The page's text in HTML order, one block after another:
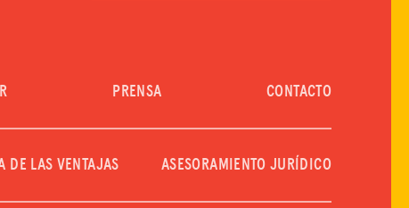
PRENSA CONTACTO
DE LAS VENTAJAS ASESORAMIENTO JURÍDICO